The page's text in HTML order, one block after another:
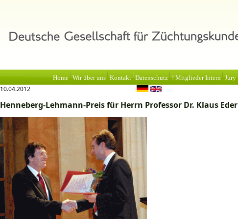
Home Wir über uns Kontakt Datenschutz ! Mitglieder Intern Jury
10.04.2012
Henneberg-Lehmann-Preis für Herrn Professor Dr. Klaus Eder